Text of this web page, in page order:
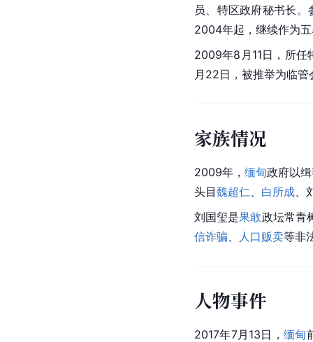
员、特区政府秘书长
2004年起，继续作为
2009年8月11日，所任
月22日，被推举为临
家族情况
2009年， 缅甸政府以
头目魏超仁 白所成
刘国玺是果敢政坛常青
信诈骗
人口贩卖等非
人物事件
2017年7月13日， 缅甸